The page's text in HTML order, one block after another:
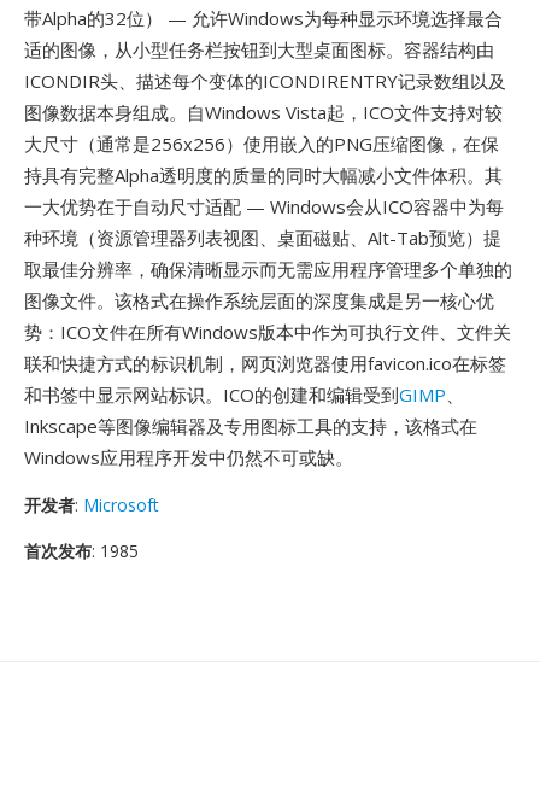
带Alpha的32位） — 允许Windows为每种显示环境选择最合
适的图像，从小型任务栏按钮到大型桌面图标。容器结构由
ICONDIR头、描述每个变体的ICONDIRENTRY记录数组以及
图像数据本身组成。自Windows Vista起，ICO文件支持对较
大尺寸（通常是256x256）使用嵌入的PNG压缩图像，在保
持具有完整Alpha透明度的质量的同时大幅减小文件体积。其
一大优势在于自动尺寸适配 — Windows会从ICO容器中为每
种环境（资源管理器列表视图、桌面磁贴、Alt-Tab预览）提
取最佳分辨率，确保清晰显示而无需应用程序管理多个单独的
图像文件。该格式在操作系统层面的深度集成是另一核心优
势：ICO文件在所有Windows版本中作为可执行文件、文件关
联和快捷方式的标识机制，网页浏览器使用favicon.ico在标签
和书签中显示网站标识。ICO的创建和编辑受到GIMP、
Inkscape等图像编辑器及专用图标工具的支持，该格式在
Windows应用程序开发中仍然不可或缺。
开发者: Microsoft
首次发布: 1985